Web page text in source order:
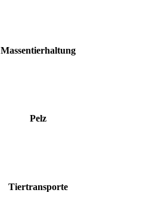
Massentierhaltung
Pelz
Tiertransporte